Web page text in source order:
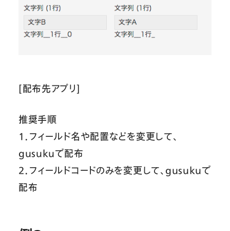
[配布先アプリ]
推奨手順
１．フィールド名や配置などを変更して、
gusukuで配布
２．フィールドコードのみを変更して、gusukuで
配布